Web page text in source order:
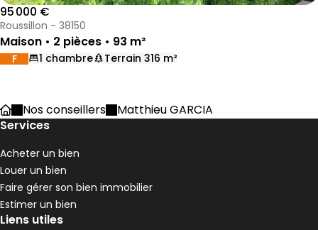
95 000 €
Roussillon - 38150
Maison • 2 pièces • 93 m²
DPE :
F 1 chambre Terrain 316 m²
AccueilNos conseillers
Matthieu GARCIA
Services
Acheter un bien
Louer un bien
Faire gérer son bien immobilier
Estimer un bien
Liens utiles